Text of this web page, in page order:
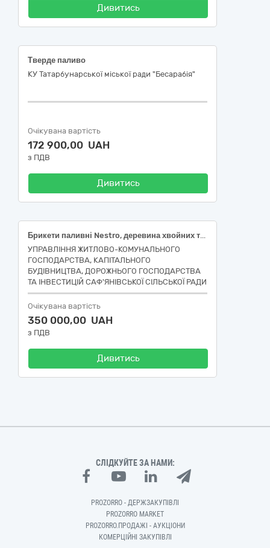
Дивитись
Тверде паливо
КУ Татарбунарської міської ради "Бесарабія"
Очікувана вартість
172 900,00 UAH
з ПДВ
Дивитись
Брикети паливні Nestro, деревина хвойних та листяних порід, група 1, ДСТУ 8358
УПРАВЛІННЯ ЖИТЛОВО-КОМУНАЛЬНОГО
ГОСПОДАРСТВА, КАПІТАЛЬНОГО
БУДІВНИЦТВА, ДОРОЖНЬОГО ГОСПОДАРСТВА
ТА ІНВЕСТИЦІЙ САФ'ЯНІВСЬКОЇ СІЛЬСЬКОЇ РАДИ
Очікувана вартість
350 000,00 UAH
з ПДВ
Дивитись
СЛІДКУЙТЕ ЗА НАМИ:
PROZORRO - ДЕРЖЗАКУПІВЛІ
PROZORRO MARKET
PROZORRO.ПРОДАЖІ - АУКЦІОНИ
КОМЕРЦІЙНІ ЗАКУПІВЛІ